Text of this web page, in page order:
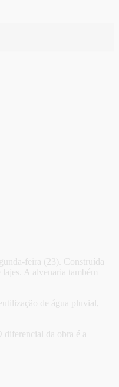
feira (23). Construída
A alvenaria também
de água pluvial,
diferencial da obra é a